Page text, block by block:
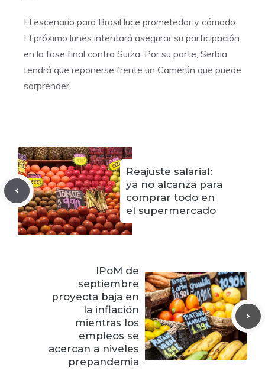
El escenario para Brasil luce prometedor y cómodo.
El próximo lunes intentará asegurar su participación
en la fase final contra Suiza. Por su parte, Serbia
tendrá que reponerse frente un Camerún que puede
sorprender.
Reajuste salarial:
ya no alcanza para
comprar todo en
el supermercado
IPoM de
septiembre
proyecta baja en
la inflación
mientras los
empleos se
acercan a niveles
prepandemia